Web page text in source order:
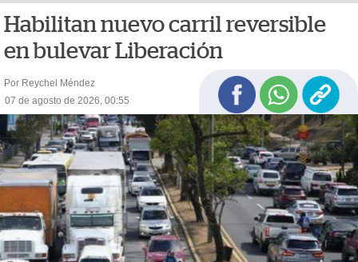
Habilitan nuevo carril reversible
en bulevar Liberación
Por Reychel Méndez
07 de agosto de 2026, 00:55